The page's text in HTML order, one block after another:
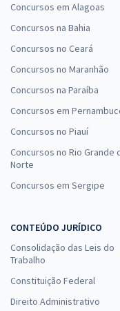
Finanças
Finanças
Concursos em Alagoas
Concursos na Bahia
Concursos no Ceará
Concursos no Maranhão
Concursos na Paraíba
Concursos em
Concursos no Piauí
Concursos no Rio Grande
Norte
Concursos em Sergipe
CONTEÚDO JURÍDICO
Consolidação das Leis do
Trabalho
Constituição Federal
Direito Administrativo